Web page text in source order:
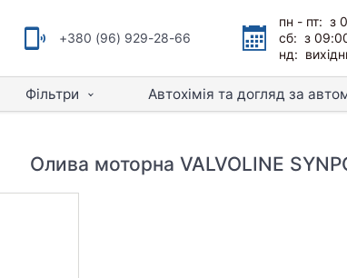
+380 (96) 929-28-66
пн - пт: з
сб: з
нд:
Фільтри Автохімія та догляд за
Олива моторна VALVOLINE